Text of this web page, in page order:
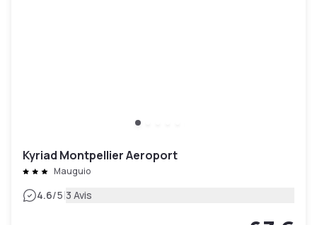
Kyriad Montpellier Aeroport
Mauguio
4.6/5|3 Avis